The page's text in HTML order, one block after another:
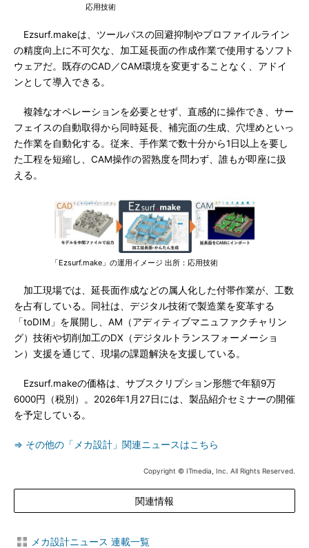
応用技術
Ezsurf.makeは、ツールパスの回避抑制やプロファイルライン
の精度向上に不可欠な、加工延長面の作成作業で使用するソフト
ウェアだ。既存のCAD／CAM環境を変更することなく、アドイ
ンとして導入できる。
複雑なオペレーションを必要とせず、直感的に操作でき、サー
フェイスの自動取得から同時延長、補完面の生成、穴埋めといっ
た作業を自動化する。従来、手作業で数十分から1日以上を要し
た工程を短縮し、CAM操作の習熟度を問わず、誰もが即座に扱
える。
「Ezsurf.make」の運用イメージ 出所：応用技術
加工現場では、延長面作成などの属人化した付帯作業が、工数
を占有している。同社は、デジタル技術で製造業を変革する
「toDIM」を展開し、AM（アディティブマニュファクチャリン
グ）技術や切削加工のDX（デジタルトランスフォーメーショ
ン）支援を通じて、現場の課題解決を支援している。
Ezsurf.makeの価格は、サブスクリプション形態で年額9万
6000円（税別）。2026年1月27日には、製品紹介セミナーの開催
を予定している。
⇒ その他の「メカ設計」関連ニュースはこちら
Copyright © ITmedia, Inc. All Rights Reserved.
関連情報
メカ設計ニュース 連載一覧